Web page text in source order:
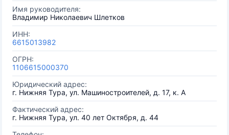
Имя руководителя:
Владимир Николаевич Шлетков
ИНН:
6615013982
ОГРН:
1106615000370
Юридический адрес:
г. Нижняя Тура, ул. Машиностроителей, д. 17, к. А
Фактический адрес:
г. Нижняя Тура, ул. 40 лет Октября, д. 44